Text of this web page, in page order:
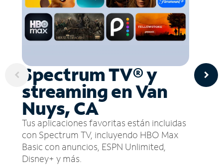
Spectrum TV® y
streaming en Van
Nuys, CA
Tus aplicaciones favoritas están incluidas
con Spectrum TV, incluyendo HBO Max
Basic con anuncios, ESPN Unlimited,
Disney+ y más.